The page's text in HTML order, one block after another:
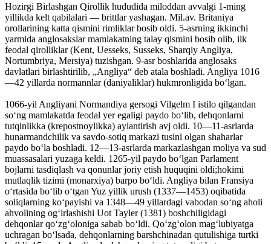
Hozirgi Birlashgan Qirollik hududida miloddan avvalgi 1-ming
yillikda kelt qabilalari — brittlar yashagan. Mil.av. Britaniya
orollarining katta qismini rimliklar bosib oldi. 5-asrning ikkinchi
yarmida anglosakslar mamlakatning talay qismini bosib olib, ilk
feodal qirolliklar (Kent, Uesseks, Susseks, Sharqiy Angliya,
Nortumbriya, Mersiya) tuzishgan. 9-asr boshlarida anglosaks
davlatlari birlashtirilib, „Angliya“ deb atala boshladi. Angliya 1016
—42 yillarda normannlar (daniyaliklar) hukmronligida boʻlgan.
1066-yil Angliyani Normandiya gersogi Vilgelm I istilo qilgandan
soʻng mamlakatda feodal yer egaligi paydo boʻlib, dehqonlarni
tutqinlikka (krepostnoylikka) aylantirish avj oldi. 10—11-asrlarda
hunarmandchilik va savdo-sotiq markazi tusini olgan shaharlar
paydo boʻla boshladi. 12—13-asrlarda markazlashgan moliya va sud
muassasalari yuzaga keldi. 1265-yil paydo boʻlgan Parlament
bojlarni tasdiqlash va qonunlar joriy etish huquqini oldi;hokimi
mutlaqlik tizimi (monarxiya) barpo boʻldi. Angliya bilan Fransiya
oʻrtasida boʻlib oʻtgan Yuz yillik urush (1337—1453) oqibatida
soliqlarning koʻpayishi va 1348—49 yillardagi vabodan soʻng aholi
ahvolining ogʻirlashishi Uot Tayler (1381) boshchiligidagi
dehqonlar qoʻzgʻoloniga sabab boʻldi. Qoʻzgʻolon magʻlubiyatga
uchragan boʻlsada, dehqonlarning barshchinadan qutulishiga turtki